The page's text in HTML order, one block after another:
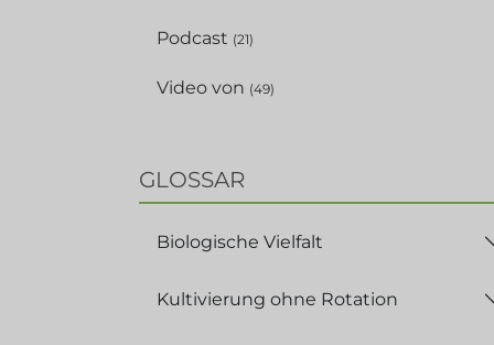
Podcast (21)
Video von (49)
GLOSSAR
Biologische Vielfalt
Kultivierung ohne Rotation